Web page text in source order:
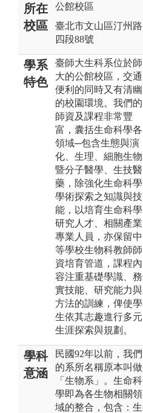
所在
校區
公館校區
臺北市文山區汀州路
四段88號
學系
特色
臺師大生科系位於師
大的公館校區，交通
便利的同時又有清幽
的校園環境。我們的
師資及課程非常豐
富，囊括生命科學各
領域─包含生態與演
化、生理、細胞生物
暨分子醫學、生技醫
藥，除強化生命科學
學術探索之知識與技
能，以培育生命科學
研究人才、相關產業
專業人員，亦保留中
等學校生物科教師師
資培育管道，課程內
容注重基礎學識、務
實技能、研究能力與
方法的訓練，俾使學
生依其志趣進行多元
生涯探索與規劃。
學科
意涵
民國92年以前，我們
的系所名稱原本叫做
「生物系」。生命科
學即為各生物相關領
域的整合，包含：生